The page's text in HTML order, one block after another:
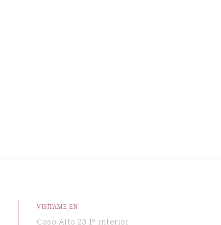
VISÍTAME EN
Coso Alto 23 1º interior